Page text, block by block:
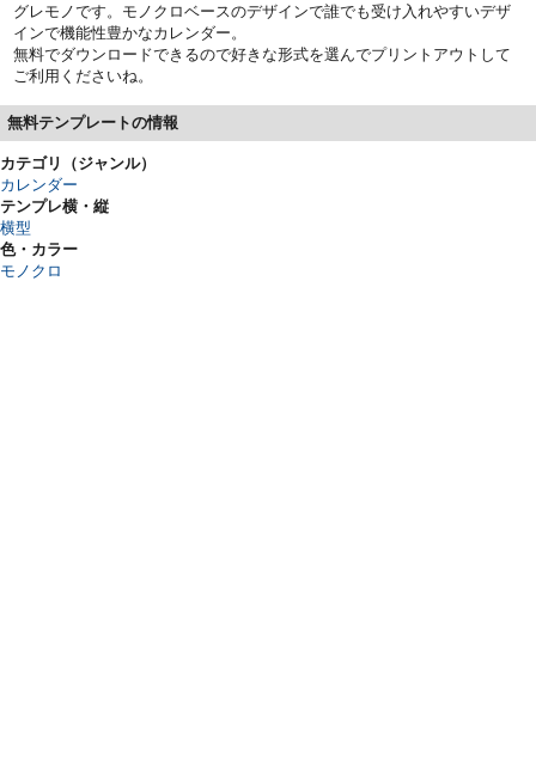
グレモノです。モノクロベースのデザインで誰でも受け入れやすいデザ
インで機能性豊かなカレンダー。
無料でダウンロードできるので好きな形式を選んでプリントアウトして
ご利用くださいね。
無料テンプレートの情報
カテゴリ（ジャンル）
カレンダー
テンプレ横・縦
横型
色・カラー
モノクロ